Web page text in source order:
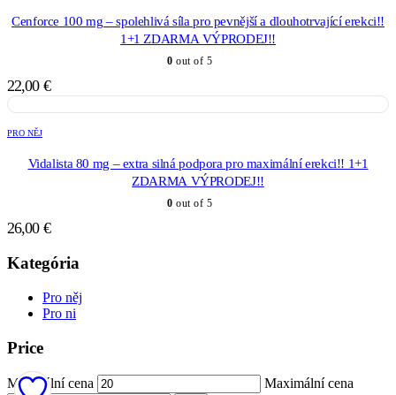
Cenforce 100 mg – spolehlivá síla pro pevnější a dlouhotrvající erekci!!
1+1 ZDARMA VÝPRODEJ!!
0 out of 5
22,00 €
PRO NĚJ
Vidalista 80 mg – extra silná podpora pro maximální erekci!! 1+1
ZDARMA VÝPRODEJ!!
0 out of 5
26,00 €
Kategória
Pro něj
Pro ni
Price
Minimální cena Maximální cena